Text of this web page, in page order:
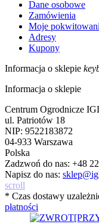
Dane osobowe
Zamówienia
Moje
Adresy
Kupony
Informacja o sklepie
Informacja o sklepie
Centrum Ogrodnicze
ul. Patriotów 18
NIP: 9522183872
04-933 Warszawa
Polska
Zadzwoń do nas: +48
Napisz do nas:
scroll
* Czas dostawy
płatności